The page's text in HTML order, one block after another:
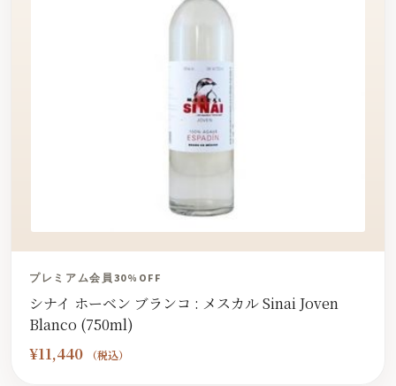
プレミアム会員30%OFF
シナイ ホーベン ブランコ : メスカル Sinai Joven
Blanco (750ml)
¥11,440 （税込）